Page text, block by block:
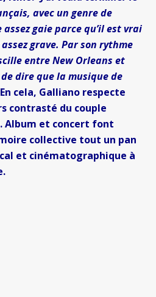
avec un genre de
gaie parce qu’il est vrai
grave. Par son rythme
entre New Orleans et
de dire que la musique de
En cela, Galliano respecte
contrasté du couple
Album et concert font
collective tout un pan
et cinématographique à